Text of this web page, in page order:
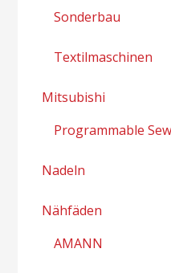
Sonderbau
Textilmaschinen
Mitsubishi
Programmable
Nadeln
Nähfäden
AMANN